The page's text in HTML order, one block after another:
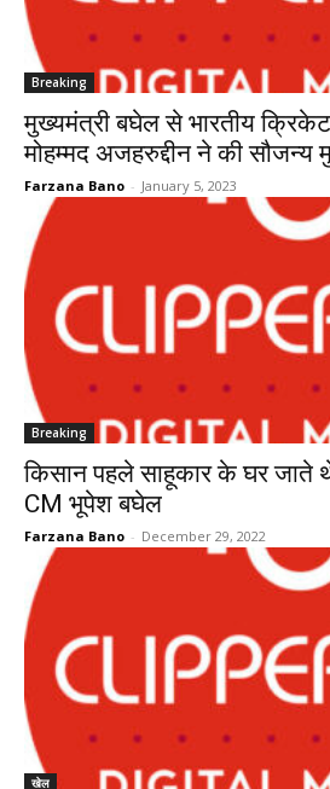
Breaking
मुख्यमंत्री बघेल से भारतीय क्रिकेट
मोहम्मद अजहरुद्दीन ने की सौजन्य
Farzana Bano - January 5, 2023
Breaking
किसान पहले साहूकार के घर जाते
CM भूपेश बघेल
Farzana Bano - December 29, 2022
खेल